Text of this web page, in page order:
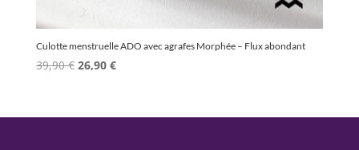
Culotte menstruelle ADO avec agrafes Morphée – Flux abondant
39,90€ Le
était :
26,90 €Le
est :